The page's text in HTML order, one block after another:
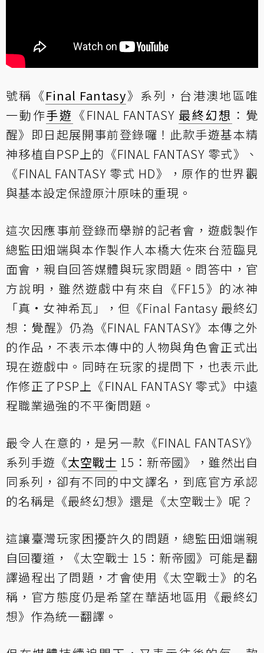
號稱《Final Fantasy》系列，台港澳地區唯
一動作手遊 《FINAL FANTASY 最終幻想 ：覺
醒》即日起展開事前登錄囉！此款手遊基本精
神移植自PSP上的《FINAL FANTASY 零式》、
《FINAL FANTASY 零式 HD》，原作的世界觀
與基本設定保證原汁原味的重現。
這次因應事前登錄而舉辦的記者會，遊戲製作
總監田畑端與本作製作人本橋大佐來台蒞臨見
面會，親自回答媒體與玩家問題。問答中，官
方說明，雖然遊戲中有來自《FF15》的冰神
「真·女神希瓦」，但《Final Fantasy 最終幻
想：覺醒》仍為《FINAL FANTASY》本傳之外
的作品，不表示本傳中的人物與角色會正式出
現在遊戲中。同時在玩家的提問下，也表示此
作修正了PSP上《FINAL FANTASY 零式》中遠
程職業過強的不平衡問題。
最令人在意的，是另一款《FINAL FANTASY》
系列手遊《太空戰士 15：新帝國》，雖然出自
同系列，卻有不同的中文譯名，到底官方承認
的名稱是《最終幻想》還是《太空戰士》呢？
這讓臺灣玩家困擾許久的問題，總監田畑端親
自回覆道，《太空戰士 15：新帝國》可能是翻
譯過程出了問題，才會使用《太空戰士》的名
稱，官方態度仍是希望在華語地區用《最終幻
想》作為統一翻譯。